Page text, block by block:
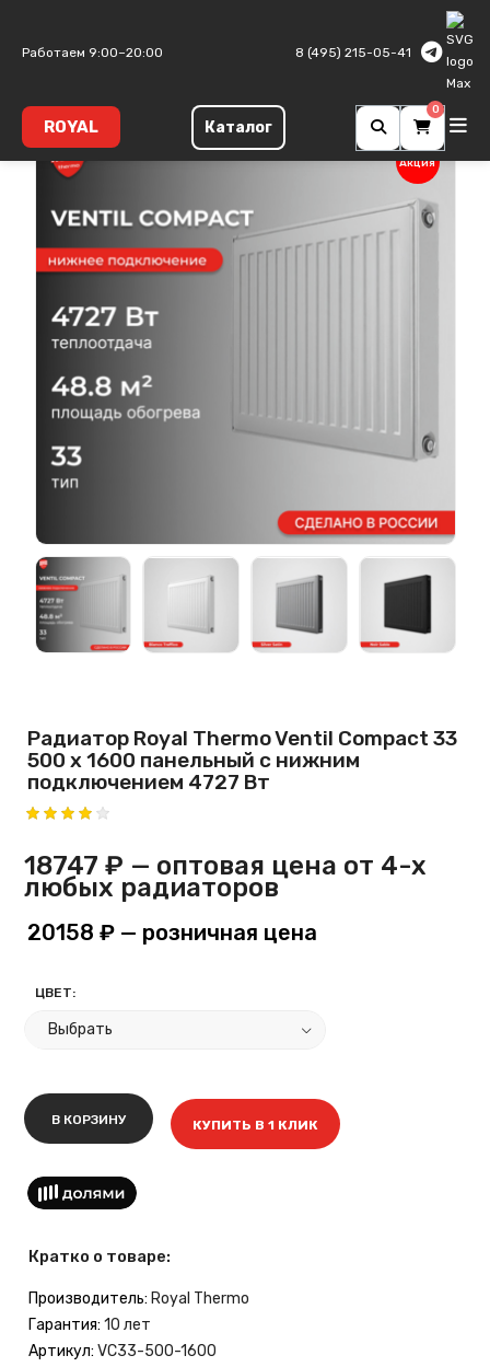
Работаем 9:00–20:00 8 (495) 215-05-41
ROYAL Каталог
0
Тип 33
Акция
Радиатор Royal Thermo Ventil Compact 33
500 х 1600 панельный с нижним
подключением 4727 Вт
18747 ₽ — оптовая цена от 4-х
любых радиаторов
20158 ₽ — розничная цена
ЦВЕТ:
В КОРЗИНУ КУПИТЬ В 1 КЛИК
Кратко о товаре:
Производитель: Royal Thermo
Гарантия: 10 лет
Артикул: VC33-500-1600